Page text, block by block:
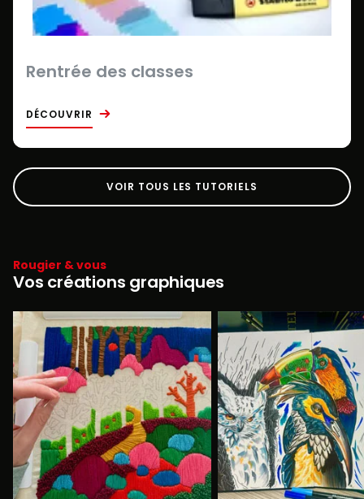
Rentrée des classes
DÉCOUVRIR
VOIR TOUS LES TUTORIELS
Rougier & vous
Vos créations graphiques